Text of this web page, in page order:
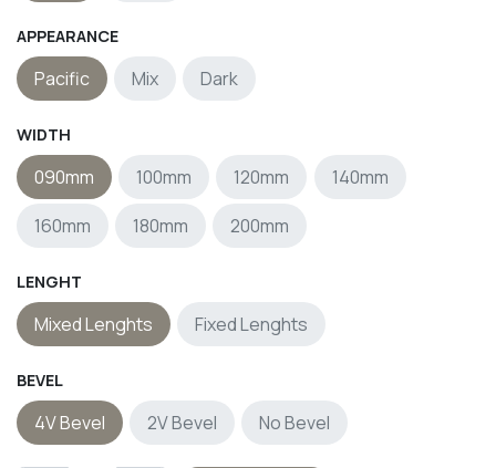
APPEARANCE
Pacific Mix Dark
WIDTH
090mm 100mm 120mm
140mm
160mm
180mm 200mm
LENGHT
Mixed Lenghts Fixed Lenghts
BEVEL
4V Bevel 2V Bevel No Bevel